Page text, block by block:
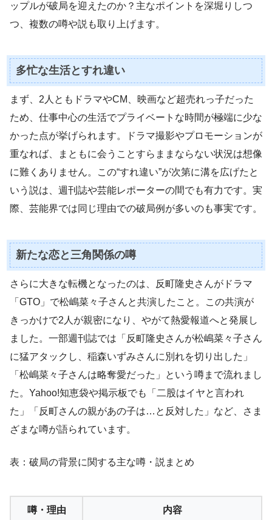
ップルが破局を迎えたのか？主なポイントを深堀りしつ
つ、複数の噂や説も取り上げます。
多忙な生活とすれ違い
まず、2人ともドラマやCM、映画など超売れっ子だった
ため、仕事中心の生活でプライベートな時間が極端に少な
かった点が挙げられます。ドラマ撮影やプロモーションが
重なれば、まともに会うことすらままならない状況は想像
に難くありません。この“すれ違い”が次第に溝を広げたと
いう説は、週刊誌や芸能レポーターの間でも有力です。実
際、芸能界では同じ理由での破局例が多いのも事実です。
新たな恋と三角関係の噂
さらに大きな転機となったのは、反町隆史さんがドラマ
「GTO」で松嶋菜々子さんと共演したこと。この共演が
きっかけで2人が親密になり、やがて熱愛報道へと発展し
ました。一部週刊誌では「反町隆史さんが松嶋菜々子さん
に猛アタックし、稲森いずみさんに別れを切り出した」
「松嶋菜々子さんは略奪愛だった」という噂まで流れまし
た。Yahoo!知恵袋や掲示板でも「二股はイヤと言われ
た」「反町さんの親があの子は…と反対した」など、さま
ざまな噂が語られています。
表：破局の背景に関する主な噂・説まとめ
噂・理由 内容